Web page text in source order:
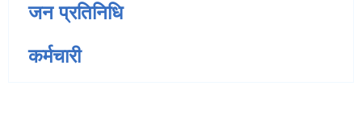
जन प्रतिनिधि
कर्मचारी